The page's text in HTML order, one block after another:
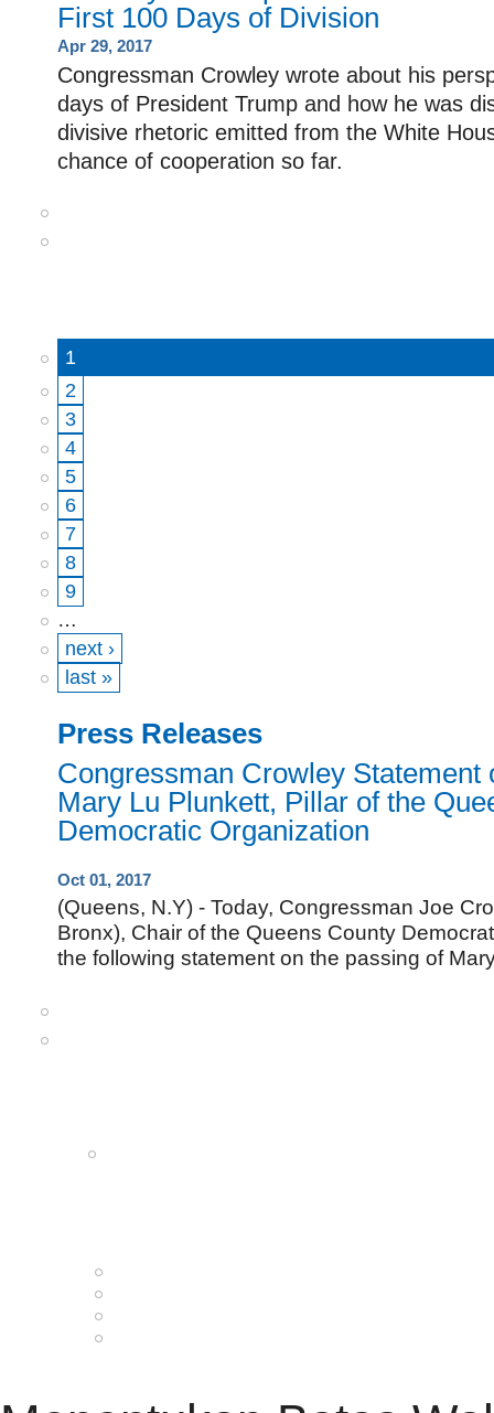
First 100 Days of Division
Apr 29, 2017
Congressman Crowley wrote about his
days of President Trump and how he was
divisive rhetoric emitted from the White
chance of cooperation so far.
1
2
3
4
5
6
7
8
9
…
next ›
last »
Press Releases
Congressman Crowley Statement
Mary Lu Plunkett, Pillar of the
Democratic Organization
Oct 01, 2017
(Queens, N.Y) - Today, Congressman Joe
Bronx), Chair of the Queens County
the following statement on the passing of